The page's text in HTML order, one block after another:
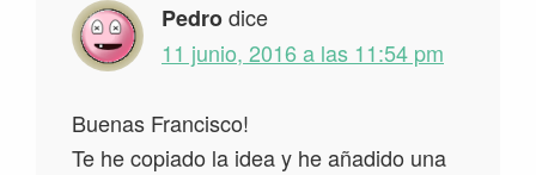
Pedrodice
11 junio, 2016 a las 11:54 pm
Buenas Francisco!
Te he copiado la idea y he añadido una